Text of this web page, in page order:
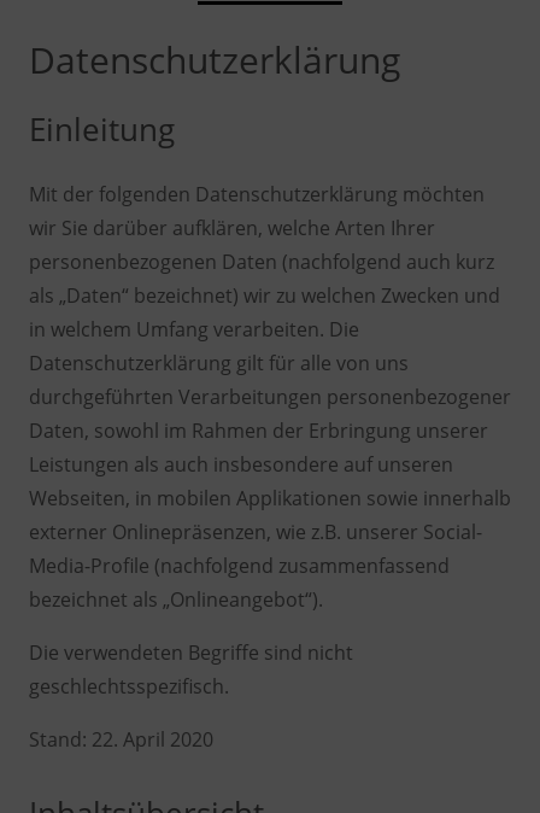
Datenschutzerklärung
Einleitung
Mit der folgenden Datenschutzerklärung möchten
wir Sie darüber aufklären, welche Arten Ihrer
personenbezogenen Daten (nachfolgend auch kurz
als „Daten“ bezeichnet) wir zu welchen Zwecken und
in welchem Umfang verarbeiten. Die
Datenschutzerklärung gilt für alle von uns
durchgeführten Verarbeitungen personenbezogener
Daten, sowohl im Rahmen der Erbringung unserer
Leistungen als auch insbesondere auf unseren
Webseiten, in mobilen Applikationen sowie innerhalb
externer Onlinepräsenzen, wie z.B. unserer Social-
Media-Profile (nachfolgend zusammenfassend
bezeichnet als „Onlineangebot“).
Die verwendeten Begriffe sind nicht
geschlechtsspezifisch.
Stand: 22. April 2020